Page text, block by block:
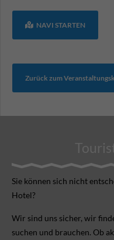
NAVI STARTEN
Zurück zum
Sie können sich nicht
Hotel?
Wir sind uns sicher, wir
suchen und brauchen. Ob